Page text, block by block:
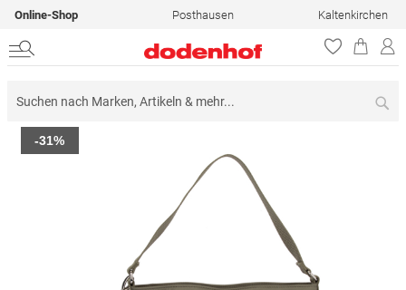
Online-Shop Posthausen Kaltenkirchen
Zum
Ende
-31%